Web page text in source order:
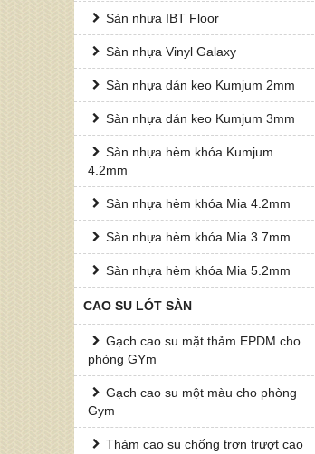
Sàn nhựa IBT Floor
Sàn nhựa Vinyl Galaxy
Sàn nhựa dán keo Kumjum 2mm
Sàn nhựa dán keo Kumjum 3mm
Sàn nhựa hèm khóa Kumjum
4.2mm
Sàn nhựa hèm khóa Mia 4.2mm
Sàn nhựa hèm khóa Mia 3.7mm
Sàn nhựa hèm khóa Mia 5.2mm
CAO SU LÓT SÀN
Gạch cao su mặt thảm EPDM cho
phòng GYm
Gạch cao su một màu cho phòng
Gym
Thảm cao su chống trơn trượt cao